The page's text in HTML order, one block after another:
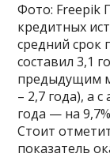
Фото: Freepik
кредитных
средний срок
составил 3,1
предыдущим
– 2,7 года), а
года — на
Стоит
показатель